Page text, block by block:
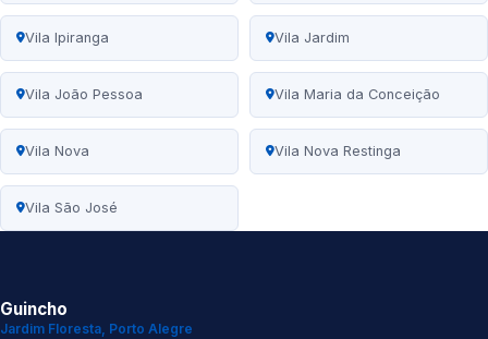
Vila Ipiranga Vila Jardim
Vila João Pessoa Vila Maria da Conceição
Vila Nova Vila Nova Restinga
Vila São José
Guincho
Jardim Floresta, Porto Alegre